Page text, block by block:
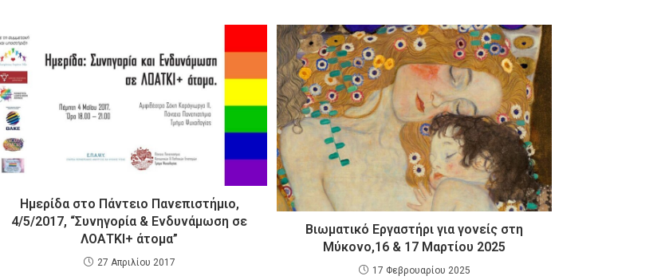
Ημερίδα στο Πάντειο Πανεπιστήμιο,
4/5/2017, “Συνηγορία & Ενδυνάμωση σε
ΛΟΑΤΚΙ+ άτομα”
27 Απριλίου 2017
Βιωματικό Εργαστήρι για γονείς στη
Μύκονο,16 & 17 Μαρτίου 2025
17 Φεβρουαρίου 2025